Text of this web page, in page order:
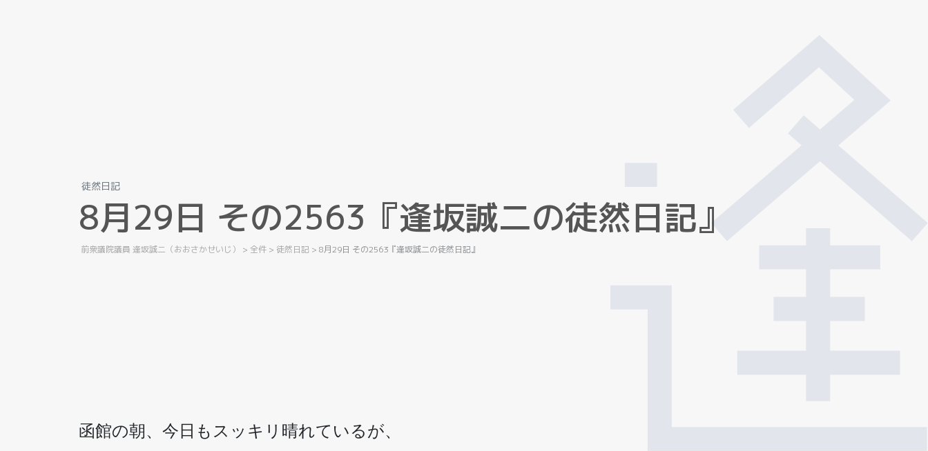
徒然日記
8月29日 その2563 『逢坂誠二の徒然日記』
前衆議院議員 逢坂誠二（おおさかせいじ） > 全件 > 徒然日記 >8月29日 その2563『逢坂誠二の徒然日記』
函館の朝、今日もスッキリ晴れているが、